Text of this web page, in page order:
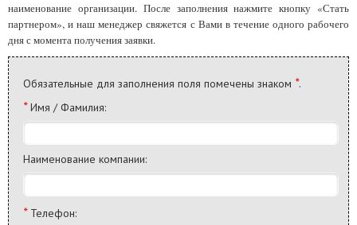
наименование организации. После заполнения нажмите кнопку «Стать
партнером», и наш менеджер свяжется с Вами в течение одного рабочего
дня с момента получениязаявки.
Обязательные для заполнения поля помечены знаком *.
*Имя / Фамилия:
Наименование компании:
* Телефон: